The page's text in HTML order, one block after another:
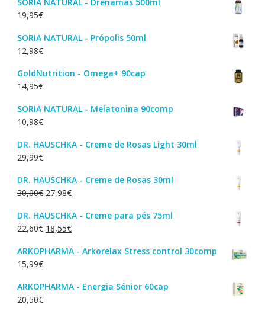
SORIA NATURAL - Drenamás 500ml
19,95€
SORIA NATURAL - Própolis 50ml
12,98€
GoldNutrition - Omega+ 90cap
14,95€
SORIA NATURAL - Melatonina 90comp
10,98€
DR. HAUSCHKA - Creme de Rosas Light 30ml
29,99€
DR. HAUSCHKA - Creme de Rosas 30ml
30,00€ O
original
era:
27,98€O
atual
é:
DR. HAUSCHKA - Creme para pés 75ml
22,60€ O
original
18,55€O
atual
ARKOPHARMA - Arkorelax Stress control 30comp
15,99€
ARKOPHARMA - Energia Sénior 60cap
20,50€